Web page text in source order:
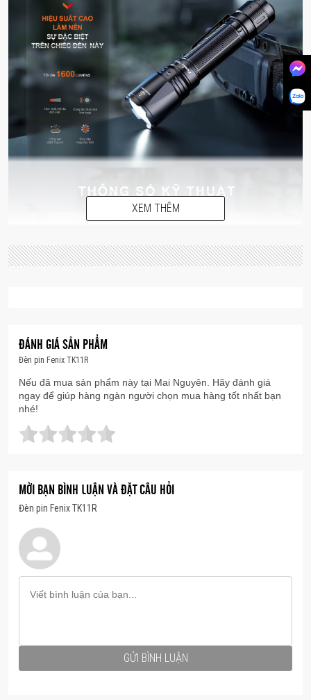
XEM THÊM
ĐÁNH GIÁ SẢN PHẨM
Đèn pin Fenix TK11R
Nếu đã mua sản phẩm này tại Mai Nguyên. Hãy đánh giá
ngay để giúp hàng ngàn người chọn mua hàng tốt nhất bạn
nhé!
MỜI BẠN BÌNH LUẬN VÀ ĐẶT CÂU HỎI
Đèn pin Fenix TK11R
GỬI BÌNH LUẬN